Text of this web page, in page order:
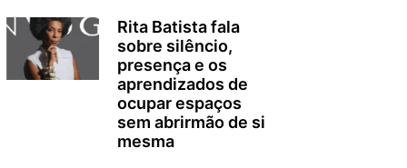
Rita Batista fala
sobre silêncio,
presença e os
aprendizados de
ocupar espaços
sem abrirmão de si
mesma